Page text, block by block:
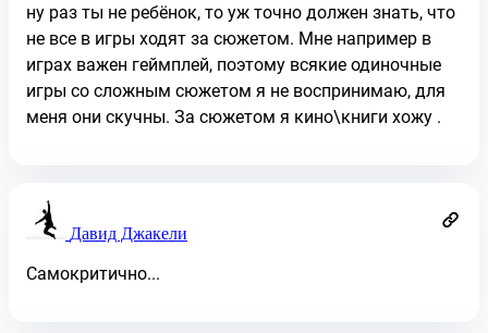
ну раз ты не ребёнок, то уж точно должен знать, что
не все в игры ходят за сюжетом. Мне например в
играх важен геймплей, поэтому всякие одиночные
игры со сложным сюжетом я не воспринимаю, для
меня они скучны. За сюжетом я кино\книги хожу .
Давид Джакели
Самокритично...